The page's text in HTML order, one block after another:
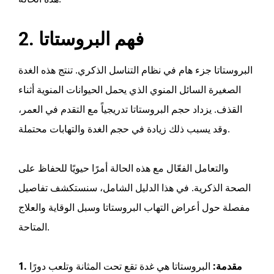
2. فهم البروستاتا
البروستاتا جزء هام في نظام التناسل الذكري. تنتج هذه الغدة
الصغيرة السائل المنوي الذي يحمل الحيوانات المنوية أثناء
القذف. يزداد حجم البروستاتا تدريجياً مع التقدم في العمر،
وقد يسبب ذلك زيادة في حجم الغدة والتهابات محتملة.
والتعامل الفعّال مع هذه الحالة أمرًا حيويًا للحفاظ على
الصحة الذكرية. في هذا الدليل الشامل، سنستكشف تفاصيل
مفصلة حول أعراض التهاب البروستاتا وسبل الوقاية والعلاج
المتاحة.
1. مقدمة: البروستاتا هي غدة تقع تحت المثانة وتلعب دورًا